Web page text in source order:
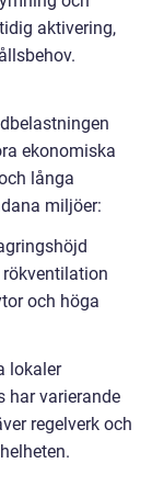
aktivering,
ekonomiska
långa
miljöer:
och höga
lokaler
har varierande
regelverk och